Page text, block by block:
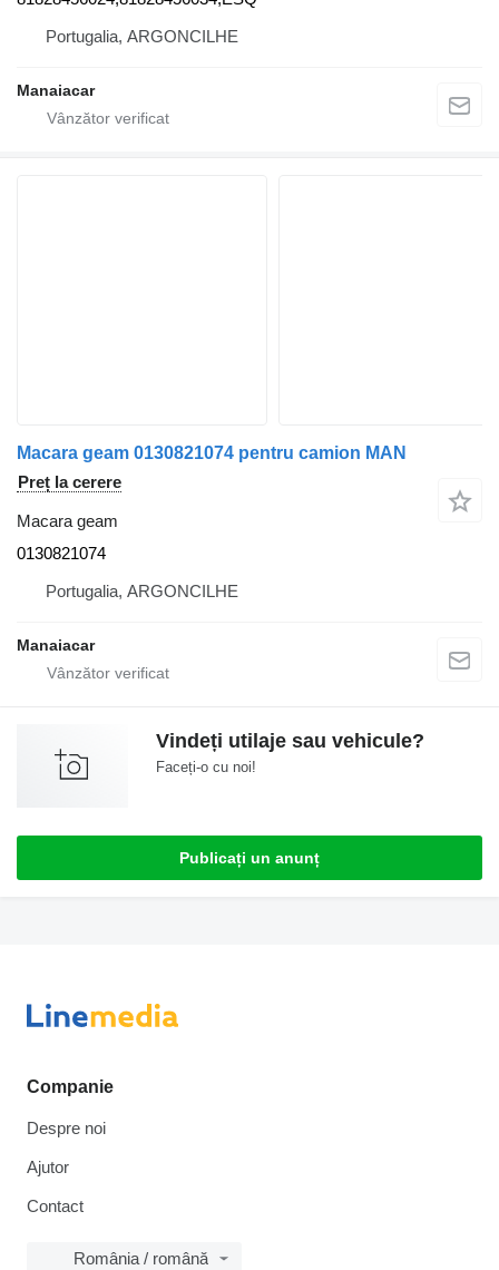
Portugalia, ARGONCILHE
Manaiacar
Macara geam 0130821074 pentru camion MAN
Preț la cerere
Macara geam
0130821074
Portugalia, ARGONCILHE
Manaiacar
Vindeți utilaje sau vehicule?
Faceți-o cu noi!
Publicați un anunț
Companie
Despre noi
Ajutor
Contact
România / română